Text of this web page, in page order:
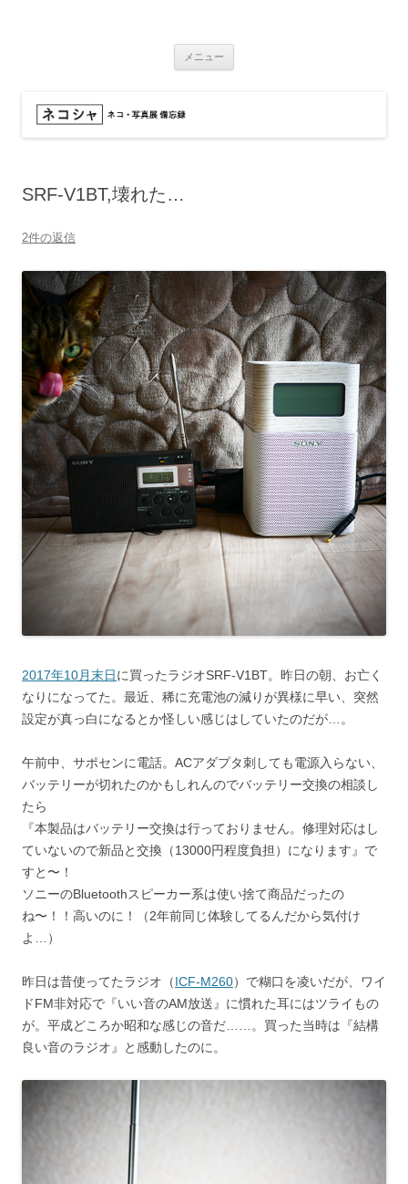
メニュー
SRF-V1BT,壊れた…
2件の返信
2017年10月末日に買ったラジオSRF-V1BT。昨日の朝、お亡く
なりになってた。最近、稀に充電池の減りが異様に早い、突然
設定が真っ白になるとか怪しい感じはしていたのだが…。
午前中、サポセンに電話。ACアダプタ刺しても電源入らない、
バッテリーが切れたのかもしれんのでバッテリー交換の相談し
たら
『本製品はバッテリー交換は行っておりません。修理対応はし
ていないので新品と交換（13000円程度負担）になります』で
すと〜！
ソニーのBluetoothスピーカー系は使い捨て商品だったの
ね〜！！高いのに！（2年前同じ体験してるんだから気付け
よ…）
昨日は昔使ってたラジオ（ICF-M260）で糊口を凌いだが、ワイ
ドFM非対応で『いい音のAM放送』に慣れた耳にはツライもの
が。平成どころか昭和な感じの音だ……。買った当時は『結構
良い音のラジオ』と感動したのに。